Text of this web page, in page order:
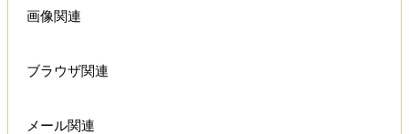
画像関連
ブラウザ関連
メール関連